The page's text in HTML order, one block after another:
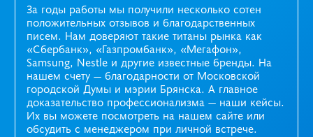
За годы работы мы получили несколько сотен
положительных отзывов и благодарственных
писем. Нам доверяют такие титаны рынка как
«Сбербанк», «Газпромбанк», «Мегафон»,
Samsung, Nestle и другие известные бренды. На
нашем счету — благодарности от Московской
городской Думы и мэрии Брянска. А главное
доказательство профессионализма — наши кейсы.
Их вы можете посмотреть на нашем сайте или
обсудить с менеджером при личной встрече.